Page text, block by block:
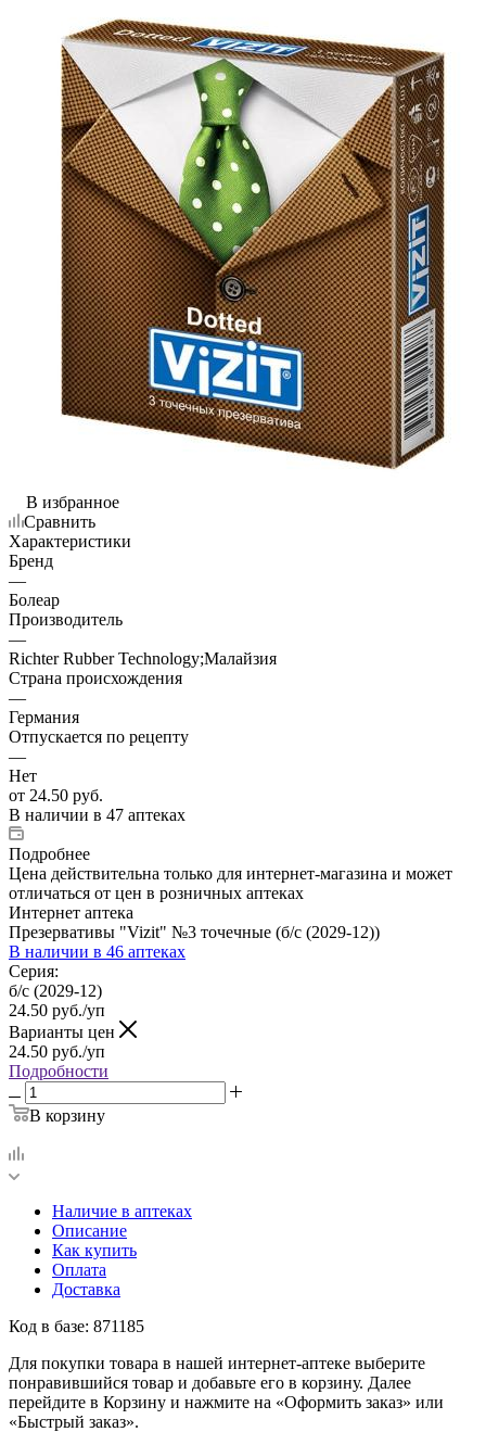
В избранное
Сравнить
Характеристики
Бренд
—
Болеар
Производитель
—
Richter Rubber Technology;Малайзия
Страна происхождения
—
Германия
Отпускается по рецепту
—
Нет
от 24.50 руб.
В наличии в 47 аптеках
Подробнее
Цена действительна только для интернет-магазина и может
отличаться от цен в розничных аптеках
Интернет аптека
Презервативы "Vizit" №3 точечные (б/с (2029-12))
В наличии в 46 аптеках
Серия:
б/с (2029-12)
24.50 руб./уп
Варианты цен
24.50 руб./уп
Подробности
В корзину
Наличие в аптеках
Описание
Как купить
Оплата
Доставка
Код в базе: 871185
Для покупки товара в нашей интернет-аптеке выберите
понравившийся товар и добавьте его в корзину. Далее
перейдите в Корзину и нажмите на «Оформить заказ» или
«Быстрый заказ».